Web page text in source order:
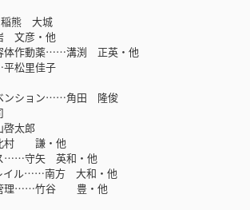
熊 大城
文彦・他
体作動薬……溝渕 正英・他
松里佳子
ンション……角田 隆俊
太郎
村 謙・他
……守矢 英和・他
イル……南方 大和・他
管理……竹谷 豊・他